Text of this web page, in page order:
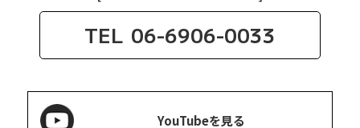
TEL 06-6906-0033
YouTubeを見る